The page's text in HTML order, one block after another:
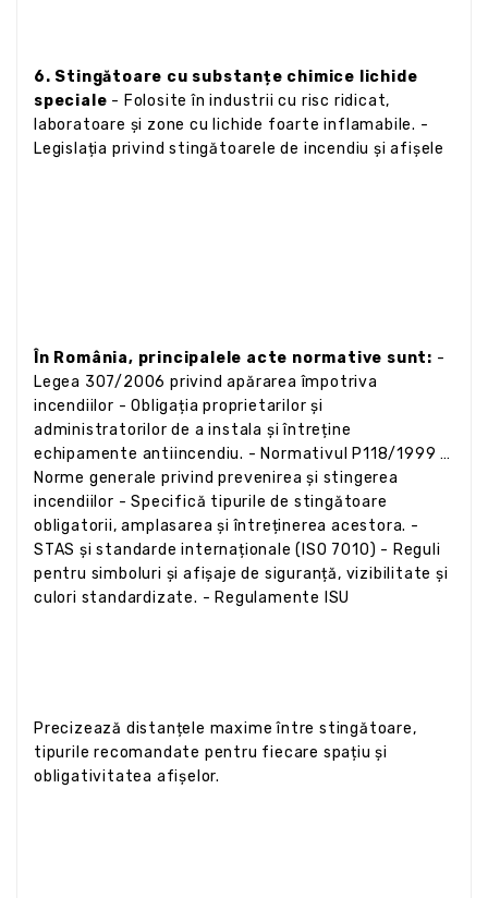
6. Stingătoare cu substanțe chimice lichide
speciale - Folosite în industrii cu risc ridicat,
laboratoare și zone cu lichide foarte inflamabile. -
Legislația privind stingătoarele de incendiu și afișele
În România, principalele acte normative sunt: -
Legea 307/2006 privind apărarea împotriva
incendiilor - Obligația proprietarilor și
administratorilor de a instala și întreține
echipamente antiincendiu. - Normativul P118/1999 și
Norme generale privind prevenirea și stingerea
incendiilor - Specifică tipurile de stingătoare
obligatorii, amplasarea și întreținerea acestora. -
STAS și standarde internaționale (ISO 7010) - Reguli
pentru simboluri și afișaje de siguranță, vizibilitate și
culori standardizate. - Regulamente ISU
Precizează distanțele maxime între stingătoare,
tipurile recomandate pentru fiecare spațiu și
obligativitatea afișelor.